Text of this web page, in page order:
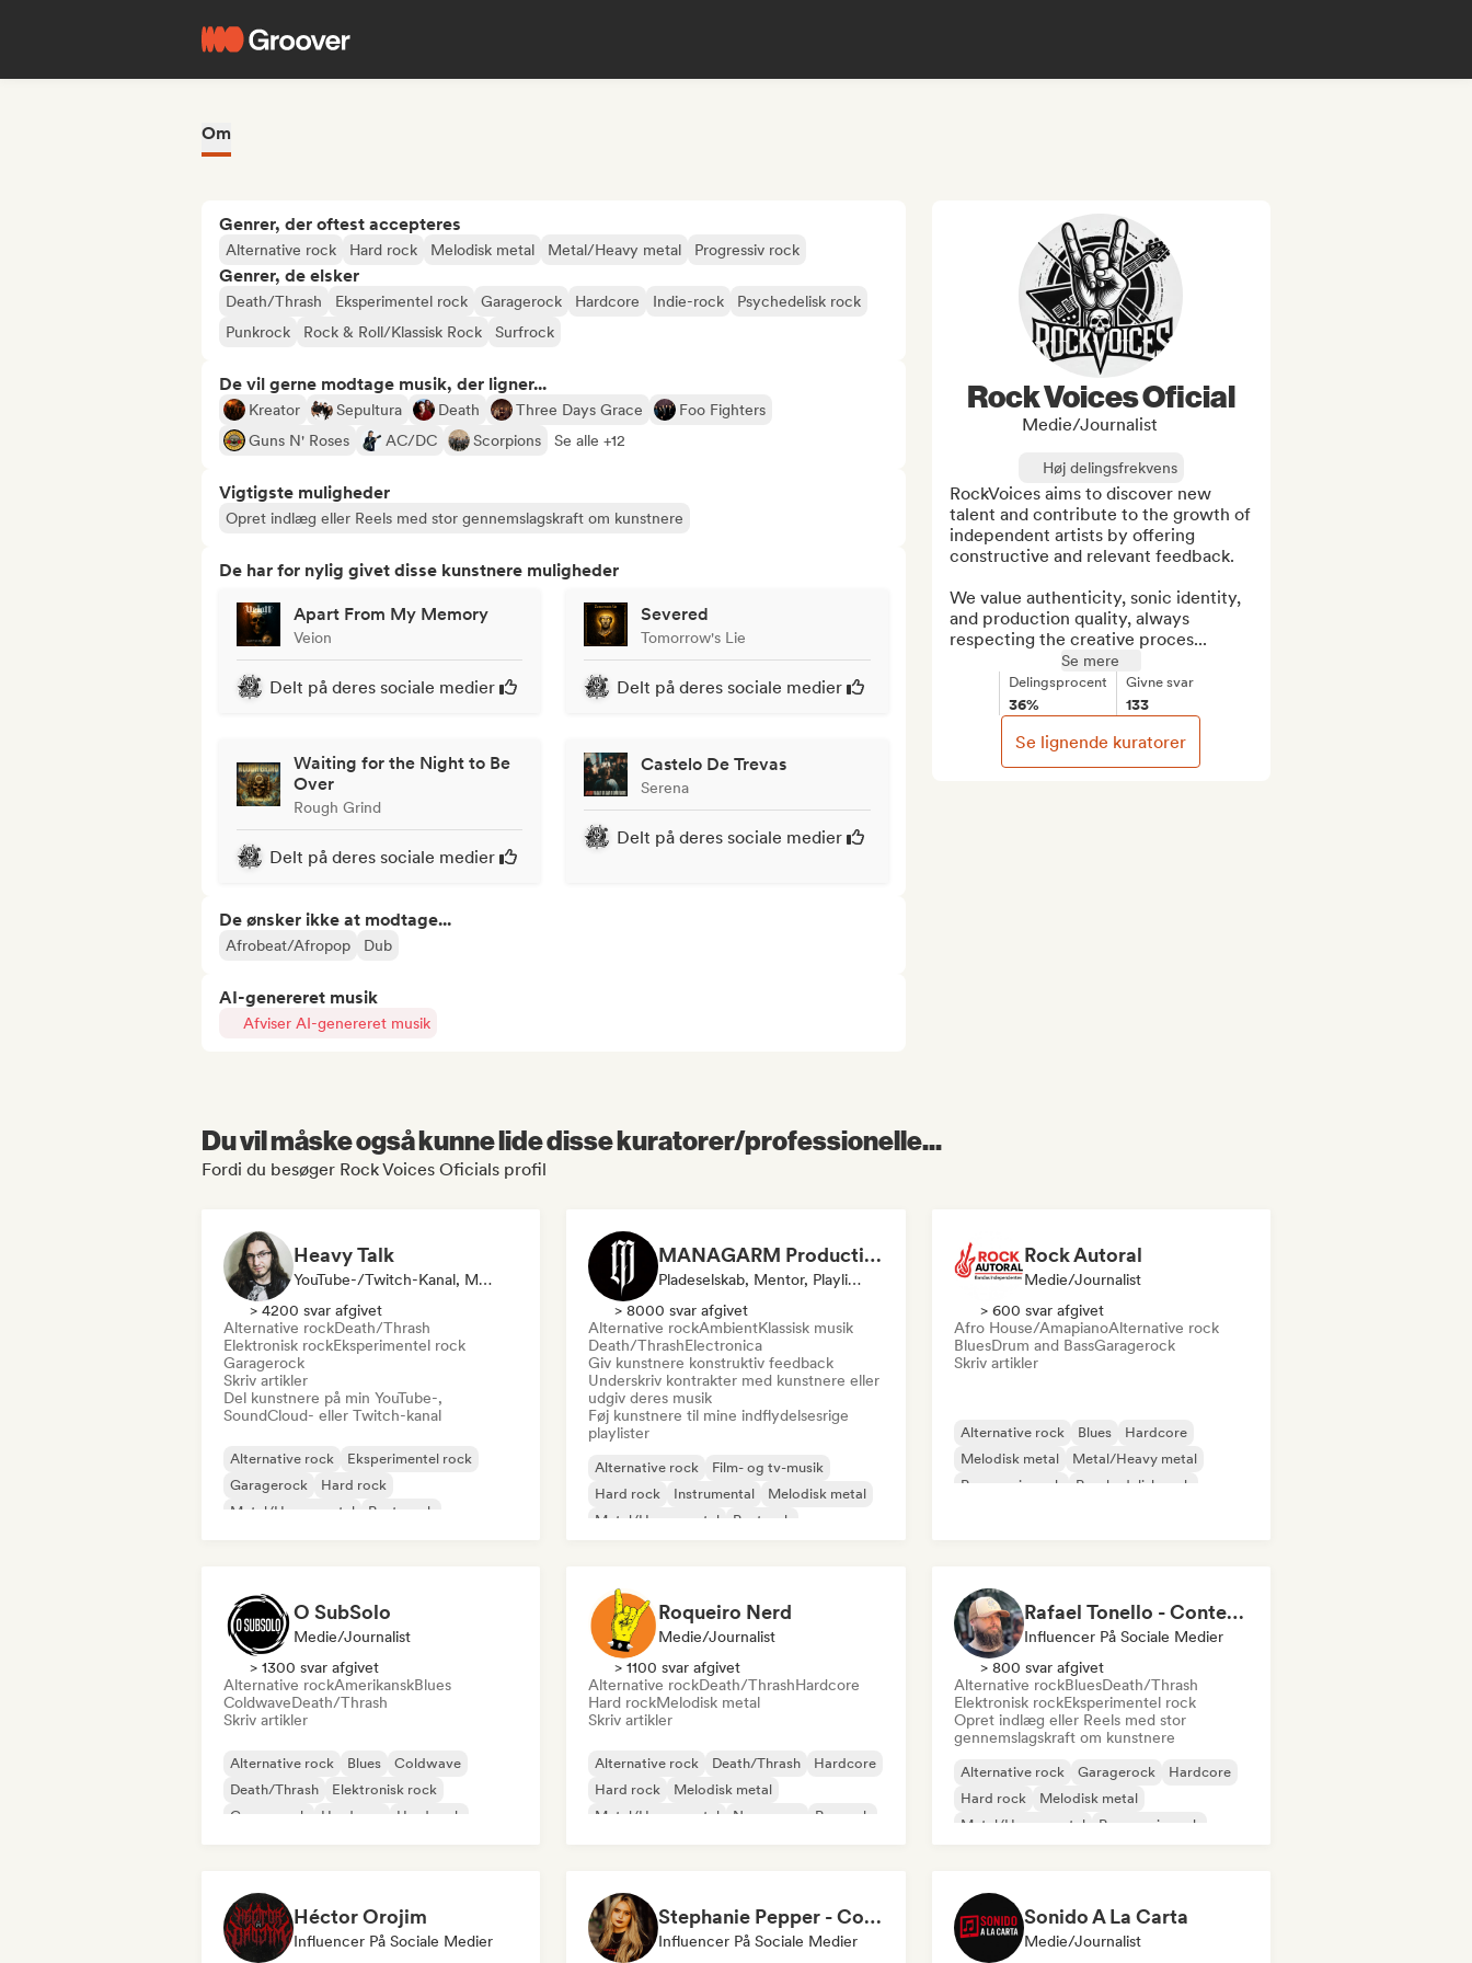
Om
Genrer, der oftest accepteres
Alternative rock Hard rock Melodisk metal Metal/Heavy metal Progressiv rock
Genrer, de elsker
Death/Thrash Eksperimentel rock Garagerock Hardcore Indie-rock
Psychedelisk rock
Punkrock
Rock & Roll/Klassisk Rock Surfrock
De vil gerne modtage musik, der ligner...
Kreator Sepultura Death Three Days Grace
Foo Fighters
Guns N' Roses
AC/DC Scorpions Se alle +12
Vigtigste muligheder
Opret indlæg eller Reels med stor gennemslagskraft om kunstnere
De har for nylig givet disse kunstnere muligheder
Apart From My Memory
Veion
Delt på deres sociale medier
Severed
Tomorrow's Lie
Delt på deres sociale medier
Waiting for the Night to Be
Over
Rough Grind
Delt på deres sociale medier
Castelo De Trevas
Serena
Delt på deres sociale medier
De ønsker ikke at modtage...
Afrobeat/Afropop Dub
AI-genereret musik
Afviser AI-genereret musik
Rock Voices Oficial
Medie/journalist
Høj delingsfrekvens
RockVoices aims to discover new
talent and contribute to the growth of
independent artists by offering
constructive and relevant feedback.
We value authenticity, sonic identity,
and production quality, always
respecting the creative proces...
Se mere
Delingsprocent
36%
Givne svar
133
Se lignende kuratorer
Du vil måske også kunne lide disse kuratorer/professionelle...
Fordi du besøger Rock Voices Oficials profil
Heavy Talk
YouTube-/Twitch-Kanal, Medie/journalist
> 4200 svar afgivet
Alternative rockDeath/Thrash
Elektronisk rockEksperimentel rock
Garagerock
Skriv artikler
Del kunstnere på min YouTube-,
SoundCloud- eller Twitch-kanal
Alternative rock
Eksperimentel rock
Garagerock
Hard rock
Metal/Heavy metal
Post-punk
MANAGARM Productions
Pladeselskab, Mentor, Playlist-Kurator
> 8000 svar afgivet
Alternative rockAmbientKlassisk musik
Death/ThrashElectronica
Giv kunstnere konstruktiv feedback
Underskriv kontrakter med kunstnere eller
udgiv deres musik
Føj kunstnere til mine indflydelsesrige
playlister
Alternative rock
Film- og tv-musik
Hard rock
Instrumental
Melodisk metal
Metal/Heavy metal
Postrock
Rock Autoral
Medie/journalist
> 600 svar afgivet
Afro House/AmapianoAlternative rock
BluesDrum and BassGaragerock
Skriv artikler
Alternative rock Blues
Hardcore
Melodisk metal
Metal/Heavy metal
Progressiv rock
Psychedelisk rock
O SubSolo
Medie/journalist
> 1300 svar afgivet
Alternative rockAmerikanskBlues
ColdwaveDeath/Thrash
Skriv artikler
Alternative rock Blues
Coldwave
Death/Thrash
Elektronisk rock
Garagerock
Hardcore Hard rock
Roqueiro Nerd
Medie/journalist
> 1100 svar afgivet
Alternative rockDeath/ThrashHardcore
Hard rockMelodisk metal
Skriv artikler
Alternative rock Death/Thrash
Hardcore
Hard rock
Melodisk metal
Metal/Heavy metal
New wave Poprock
Rafael Tonello - Content Creator
Influencer På Sociale Medier
> 800 svar afgivet
Alternative rockBluesDeath/Thrash
Elektronisk rockEksperimentel rock
Opret indlæg eller Reels med stor
gennemslagskraft om kunstnere
Alternative rock Garagerock
Hardcore
Hard rock
Melodisk metal
Metal/Heavy metal
Progressiv rock
Héctor Orojim
Influencer På Sociale Medier
Stephanie Pepper - Content Creator
Influencer På Sociale Medier
Sonido A La Carta
Medie/journalist